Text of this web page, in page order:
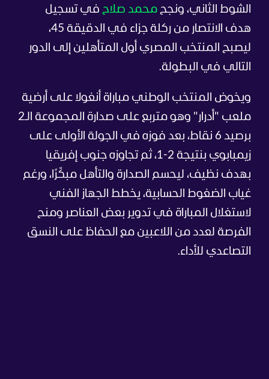
الشوط الثاني، ونجح محمد صلاح في تسجيل
هدف الانتصار من ركلة جزاء في الدقيقة 45،
ليصبح المنتخب المصري أول المتأهلين إلى الدور
التالي في البطولة.
ويخوض المنتخب الوطني مباراة أنغولا على أرضية
ملعب "أدرار" وهو متربع على صدارة المجموعة الـ2
برصيد 6 نقاط، بعد فوزه في الجولة الأولى على
زيمبابوي بنتيجة 2-1، ثم تجاوزه جنوب إفريقيا
بهدف نظيف، ليحسم الصدارة والتأهل مبكّرًا، ورغم
غياب الضغوط الحسابية، يخطط الجهاز الفني
لاستغلال المباراة في تدوير بعض العناصر ومنح
الفرصة لعدد من اللاعبين مع الحفاظ على النسق
التصاعدي للأداء.